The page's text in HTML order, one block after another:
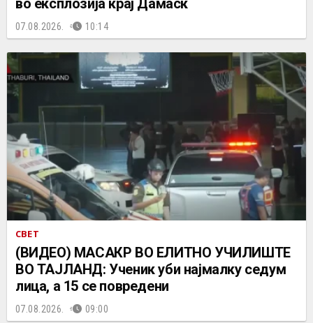
во експлозија крај Дамаск
07.08.2026. 10:14
СВЕТ
(ВИДЕО) МАСАКР ВО ЕЛИТНО УЧИЛИШТЕ
ВО ТАЈЛАНД: Ученик уби најмалку седум
лица, а 15 се повредени
07.08.2026. 09:00